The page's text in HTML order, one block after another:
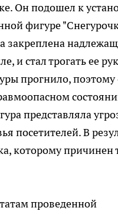
Он подошел к
фигуре
закреплена
и стал трогать ее
прогнило, поэтому
представляла
посетителей. В
которому причинен
проведенной